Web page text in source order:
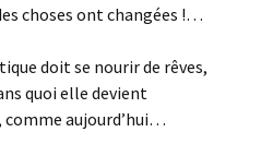
choses ont changées !…
doit se nourir de rêves,
quoi elle devient
aujourd’hui…